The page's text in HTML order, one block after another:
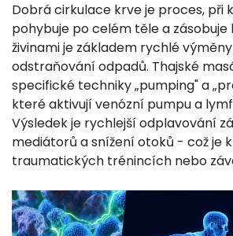
Dobrácirkulace krveje proces, při
pohybuje po celém těle a
živinamije základem rychlé výměny
odstraňování odpadů. Thajské
specifické techniky „pumping" a
které aktivují venózní pumpu a
Výsledek je rychlejší odplavování
mediátorů a snížení otoků - což je
traumatických trénincích nebo